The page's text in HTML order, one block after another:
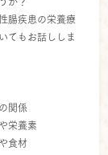
腸疾患の栄養療
てもお話ししま
関係
栄養素
食材